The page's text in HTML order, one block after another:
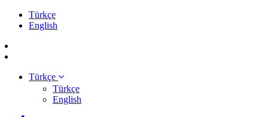
Türkçe
English
Türkçe
Türkçe
English